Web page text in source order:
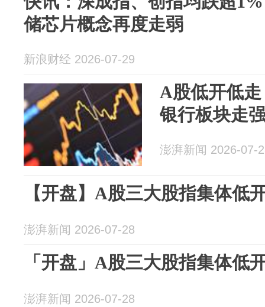
储芯片概念再度走弱
新浪财经 2026-07-29
A股低开低
银行板块走
澎湃新闻 2026-07-
【开盘】A股三大股指集体低
澎湃新闻 2026-07-28
「开盘」A股三大股指集体低
澎湃新闻 2026-07-28